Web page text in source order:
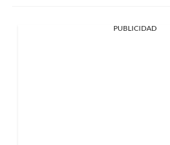
PUBLICIDAD